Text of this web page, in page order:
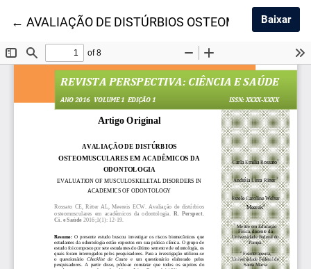
←Voltar aos Detalhes do Artigo
AVALIAÇÃO DE DISTÚRBIOS Baixar